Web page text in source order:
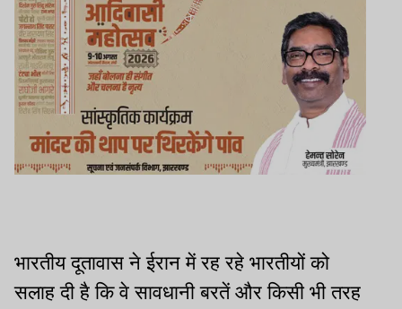
भारतीय दूतावास ने ईरान में रह रहे भारतीयों को
सलाह दी है कि वे सावधानी बरतें और किसी भी तरह